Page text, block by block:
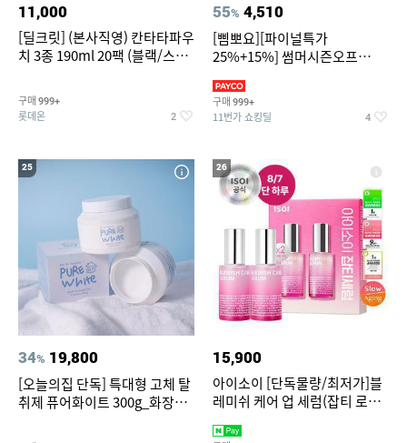
11,000
[딜크릿] (본사직영) 칸타타파우
치 3종 190ml 20팩 (블랙/스위
구매 999+
롯데온 2
55% 4,510
[삠뽀요][파이널특가
25%+15%] 썸머시즌오프
영복/티셔츠/
구매 999+
11번가 쇼킹딜 4
25
34% 19,800
[오늘의집 단독] 특대형 고체 탈
취제 퓨어화이트 300g_화장실
26
15,900
아이소이 [단독물량/최저가]블
레미쉬 케어 업 세럼(잡티 로즈
2027-04-24)